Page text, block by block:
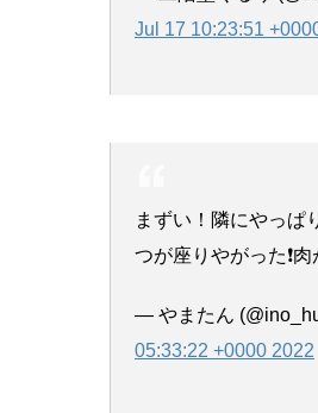
Jul 17 10:23:51
まずい！隣にやっぱ
つが座りやがった❗
— やまたん
05:33:22 +0000 2022